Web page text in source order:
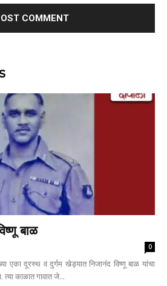
बाळ
0
एका दूरस्थ व दुर्गम खेड्यात निजानंद विष्णू बाळ यांचा
काळात गावात जे...